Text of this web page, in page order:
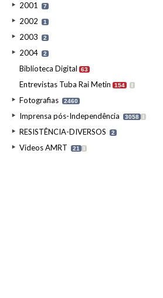
2001 7
2002 1
2003 2
2004 2
Biblioteca Digital 63
Entrevistas Tuba Rai Metin 154 I
Fotografias 2460
Imprensa pós-Independência 3058 I
RESISTÊNCIA-DIVERSOS 2
Videos AMRT 21 I